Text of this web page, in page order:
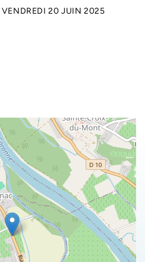
VENDREDI 20 JUIN 2025